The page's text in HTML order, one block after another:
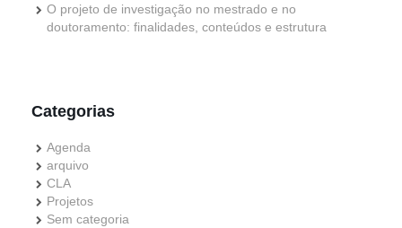
O projeto de investigação no mestrado e no
doutoramento: finalidades, conteúdos e estrutura
Categorias
Agenda
arquivo
CLA
Projetos
Sem categoria